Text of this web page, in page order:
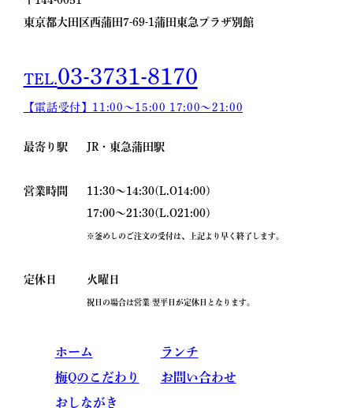
東京都大田区西蒲田7-69-1 蒲田東急プラザ別館
TEL.03-3731-8170
【電話受付】11:00〜15:00 17:00〜21:00
最寄り駅 JR・東急蒲田駅
営業時間
11:30～14:30(L.O14:00)
17:00～21:30(L.O21:00)
※釜めしのご注文の受付は、上記より早く終了します。
定休日 火曜日
祝日の場合は営業 翌平日が定休日となります｡
ホーム
梅Qのこだわり
おしながき
ランチ
お問い合わせ